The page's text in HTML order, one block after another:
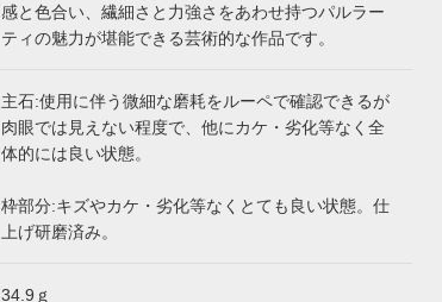
感と色合い、繊細さと力強さをあわせ持つパルラー
ティの魅力が堪能できる芸術的な作品です。
主石:使用に伴う微細な磨耗をルーペで確認できるが
肉眼では見えない程度で、他にカケ・劣化等なく全
体的には良い状態。
枠部分:キズやカケ・劣化等なくとても良い状態。仕
上げ研磨済み。
34.9ｇ